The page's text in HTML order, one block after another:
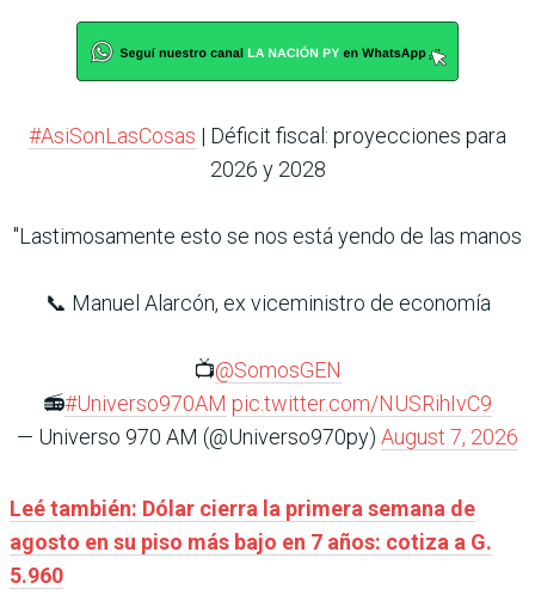
#AsiSonLasCosas | Déficit fiscal: proyecciones para
2026 y 2028
"Lastimosamente esto se nos está yendo de las manos
📞 Manuel Alarcón, ex viceministro de economía
📺@SomosGEN
📻#Universo970AM pic.twitter.com/NUSRihIvC9
— Universo 970 AM (@Universo970py) August 7, 2026
Leé también: Dólar cierra la primera semana de
agosto en su piso más bajo en 7 años: cotiza a G.
5.960